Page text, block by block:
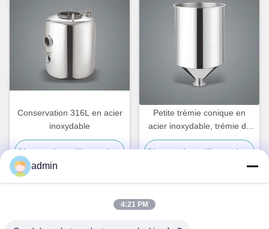
Conservation 316L en acier
inoxydable
Obtenez le meilleur prix
Petite trémie conique en
acier inoxydable, trémie de
lait en argent 20L
Obtenez le meilleur prix
admin
4:21 PM